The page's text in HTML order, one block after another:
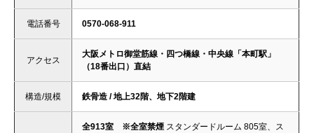
電話番号 0570-068-911
アクセス
大阪メトロ御堂筋線・四つ橋線・中央線「本町駅」
（18番出口）直結
構造/規模 鉄骨造 / 地上32階、地下2階建
全913室 ※全室禁煙 スタンダードルーム 805室、ス